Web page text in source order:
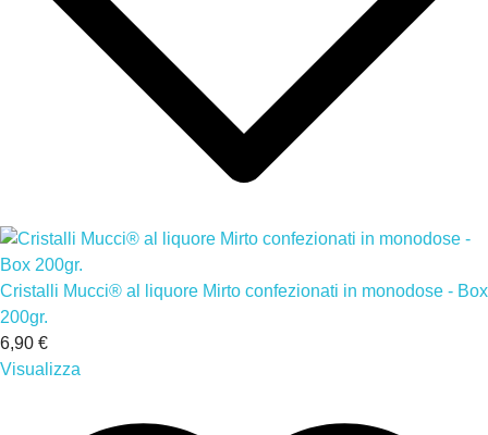
Cristalli Mucci® al liquore Mirto confezionati in monodose - Box
200gr.
6,90 €
Visualizza